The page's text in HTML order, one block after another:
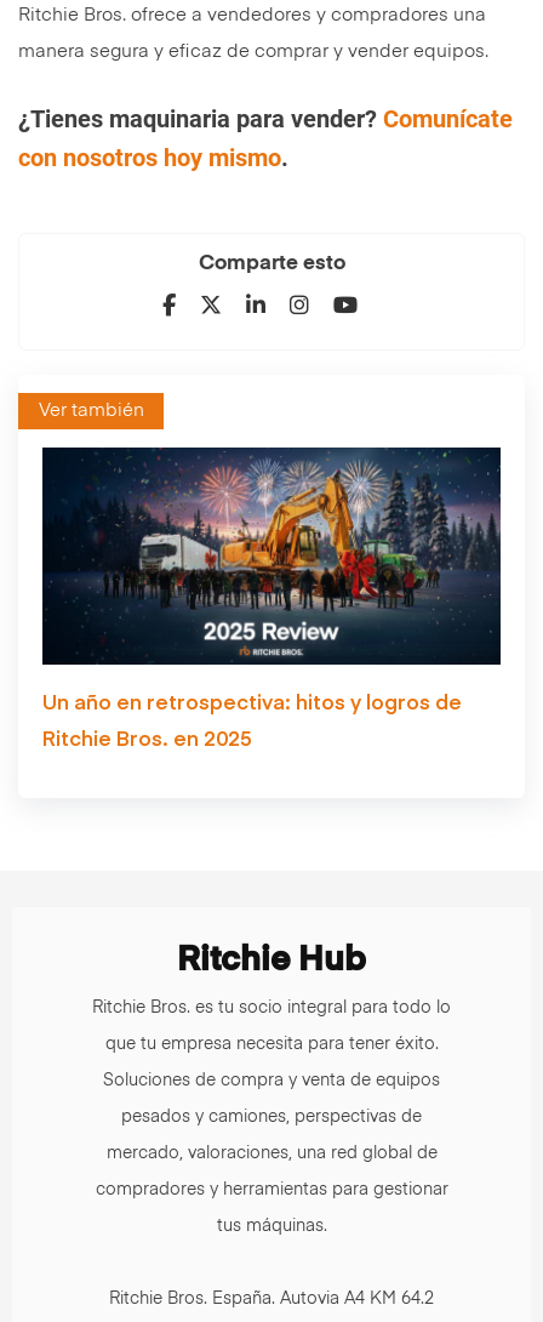
Ritchie Bros. ofrece a vendedores y compradores una
manera segura y eficaz de comprar y vender equipos.
¿Tienes maquinaria para vender? Comunícate
con nosotros hoy mismo.
Comparte esto
Ver también
Un año en retrospectiva: hitos y logros de
Ritchie Bros. en 2025
Ritchie Hub
Ritchie Bros. es tu socio integral para todo lo
que tu empresa necesita para tener éxito.
Soluciones de compra y venta de equipos
pesados y camiones, perspectivas de
mercado, valoraciones, una red global de
compradores y herramientas para gestionar
tus máquinas.
Ritchie Bros. España. Autovia A4 KM 64.2